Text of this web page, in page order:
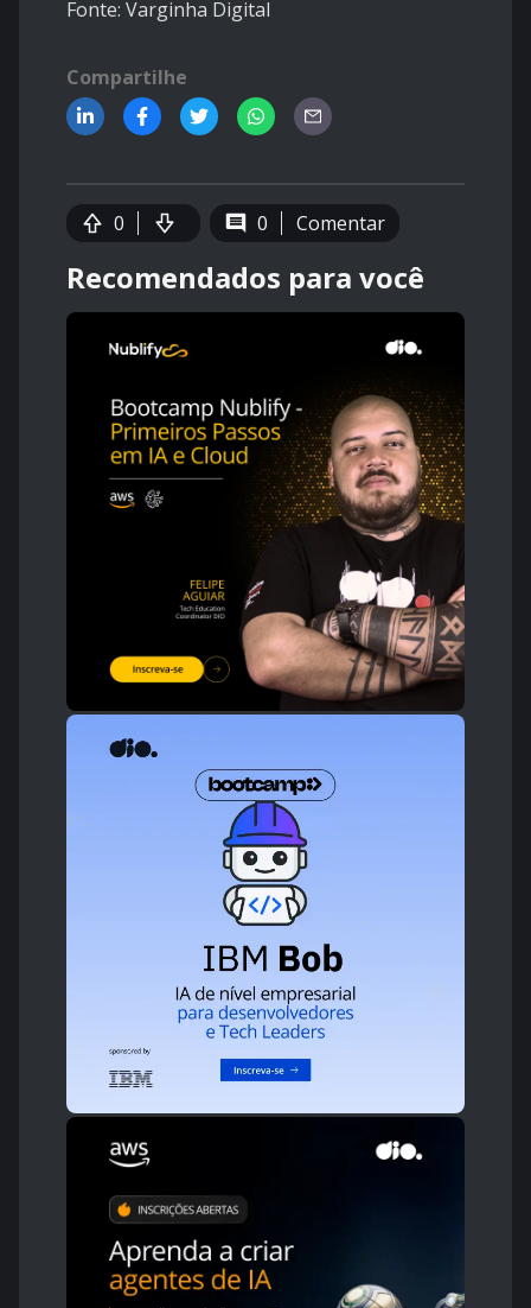
Fonte: Varginha Digital
Compartilhe
0 0 Comentar
Recomendados para você